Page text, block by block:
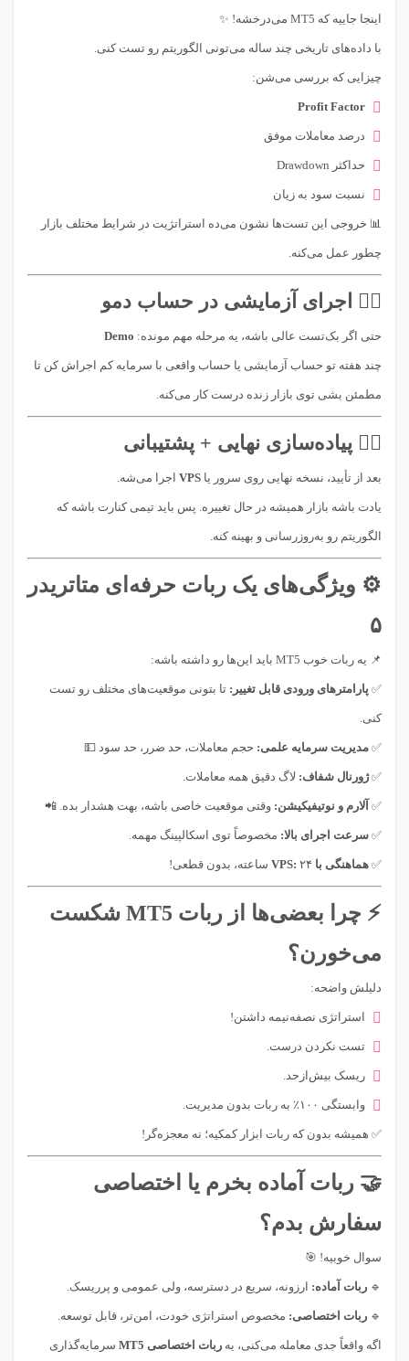
اینجا جاییه که MT5 می‌درخشه! ✨
با داده‌های تاریخی چند ساله می‌تونی الگوریتم رو تست کنی.
چیزایی که بررسی می‌شن:
Profit Factor
درصد معاملات موفق
حداکثر Drawdown
نسبت سود به زیان
📊 خروجی این تست‌ها نشون می‌ده استراتژیت در شرایط مختلف بازار
چطور عمل می‌کنه.
۴️⃣ اجرای آزمایشی در حساب دمو
حتی اگر بک‌تست عالی باشه، یه مرحله مهم مونده: Demo
چند هفته تو حساب آزمایشی یا حساب واقعی با سرمایه کم اجراش کن تا
مطمئن بشی توی بازار زنده درست کار می‌کنه.
۵️⃣ پیاده‌سازی نهایی + پشتیبانی
بعد از تأیید، نسخه نهایی روی سرور یا VPS اجرا می‌شه.
یادت باشه بازار همیشه در حال تغییره. پس باید تیمی کنارت باشه که
الگوریتم رو به‌روزرسانی و بهینه کنه.
⚙️ ویژگی‌های یک ربات حرفه‌ای متاتریدر
۵
📌 یه ربات خوب MT5 باید این‌ها رو داشته باشه:
✅ پارامترهای ورودی قابل تغییر: تا بتونی موقعیت‌های مختلف رو تست
کنی.
✅ مدیریت سرمایه علمی: حجم معاملات، حد ضرر، حد سود 💵
✅ژورنال شفاف: لاگ دقیق همه معاملات.
✅ آلارم و نوتیفیکیشن: وقتی موقعیت خاصی باشه، بهت هشدار بده. 📲
✅ سرعت اجرای بالا: مخصوصاً توی اسکالپینگ مهمه.
✅ هماهنگی با VPS: ۲۴ ساعته، بدون قطعی!
⚡ چرا بعضی‌ها از ربات MT5 شکست
می‌خورن؟
دلیلش واضحه:
استراتژی نصفه‌نیمه داشتن!
تست نکردن درست.
ریسک بیش‌ازحد.
وابستگی ۱۰۰٪ به ربات بدون مدیریت.
✅ همیشه بدون که ربات ابزار کمکیه؛ نه معجزه‌گر!
🤝 ربات آماده بخرم یا اختصاصی
سفارش بدم؟
سوال خوبیه! 🎯
🔹 ربات آماده: ارزونه، سریع در دسترسه، ولی عمومی و پرریسک.
🔹 ربات اختصاصی: مخصوص استراتژی خودت، امن‌تر، قابل توسعه.
اگه واقعاً جدی معامله می‌کنی، یه ربات اختصاصی MT5 سرمایه‌گذاری